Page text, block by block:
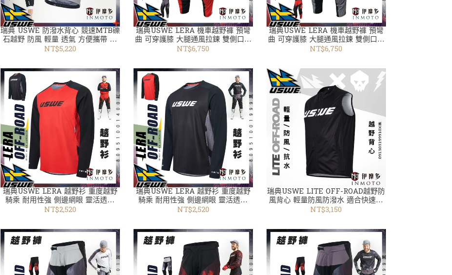
瑞典 USWE 防潑水背心 競速MTB礫
石越野 防風 輕量 透氣 方便攜帶 閃
電打孔透氣 拉鍊後口袋
NT$5,220
瑞典USWE LERA 機車越野褲 預彎
曲 可穿護膝 大腿通風拉鍊 雙側口袋
80923001400紅 /兩色 越野衣褲
NT$6,750
瑞典USWE LERA 機車越野褲 預彎
曲 可穿護膝 大腿通風拉鍊 雙側口袋
80923001999黑 /兩色 越野衣褲
NT$6,750
瑞典USWE LERA 越野衫 重度越野
騎乘 耐用性強 側邊網眼 靈活透氣
80951001400紅 越野衣褲
NT$2,520
瑞典USWE LERA 越野衫 重度越野
騎乘 耐用性強 側邊網眼 靈活透氣
80951001999 黑 越野衣褲
NT$2,520
瑞典USWE LITE OFF-ROAD越野防
風背心 輕量防風防潑水 適合快速騎
乘091303199910X黑 越野衣褲 自行
NT$3,150